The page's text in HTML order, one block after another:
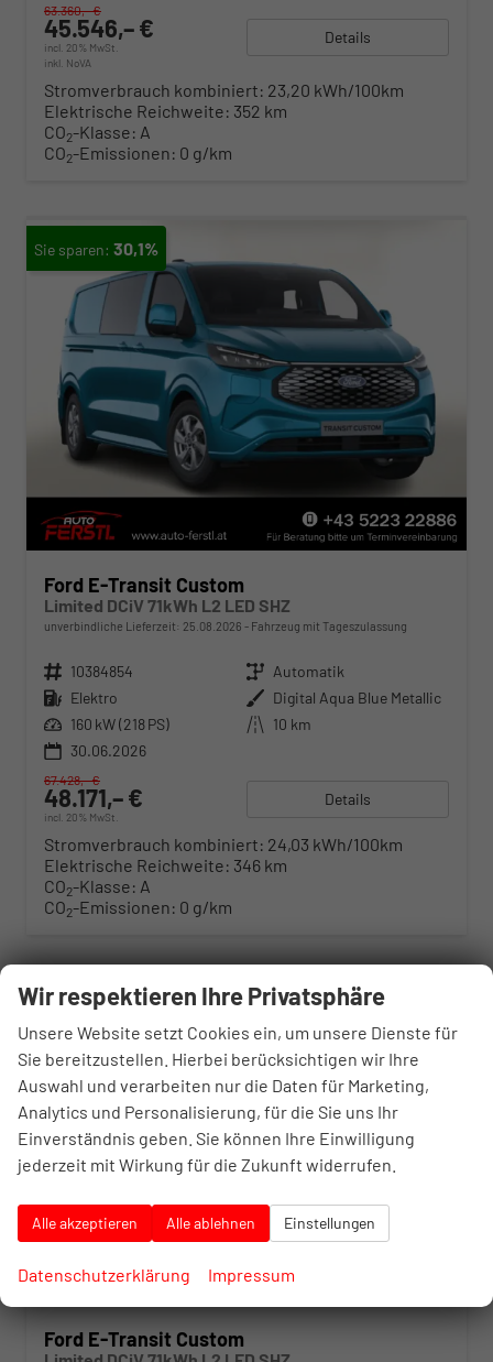
45.546,– €
incl. 20% MwSt.
inkl. NoVA
63.360,– €
Details
Stromverbrauch kombiniert: 23,20 kWh/100km
Elektrische Reichweite: 352 km
CO2-Klasse: A
CO2-Emissionen: 0 g/km
30,1%
Ford E-Transit Custom
Limited DCiV 71kWh L2 LED SHZ
unverbindliche Lieferzeit: 25.08.2026 Fahrzeug mit Tageszulassung
Fahrzeugnr. 10384854 Getriebe Automatik
Kraftstoff Elektro Außenfarbe Digital Aqua Blue Metallic
Leistung 160 kW (218 PS) Kilometerstand 10 km
30.06.2026
48.171,– €
incl. 20% MwSt.
67.428,– €
Details
Stromverbrauch kombiniert: 24,03 kWh/100km
Elektrische Reichweite: 346 km
CO2-Klasse: A
CO2-Emissionen: 0 g/km
29,9%
Ford E-Transit Custom
Wir respektieren Ihre Privatsphäre
Unsere Website setzt Cookies ein, um unsere Dienste für
Sie bereitzustellen. Hierbei berücksichtigen wir Ihre
Auswahl und verarbeiten nur die Daten für Marketing,
Analytics und Personalisierung, für die Sie uns Ihr
Einverständnis geben. Sie können Ihre Einwilligung
jederzeit mit Wirkung für die Zukunft widerrufen.
Alle akzeptieren Alle ablehnen Einstellungen
Datenschutzerklärung Impressum